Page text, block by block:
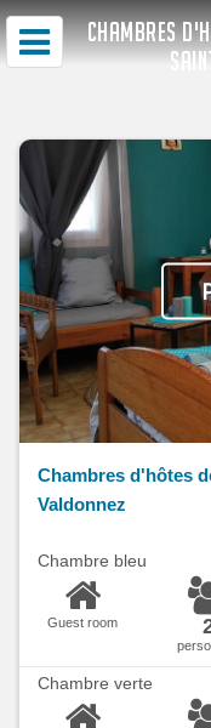
CHAMBRES
Chambres d'hôtes
Valdonnez
Chambre bleu
Guest room
Chambre verte